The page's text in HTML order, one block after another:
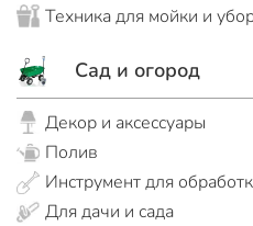
Техника для мойки и
Сад и огород
Декор и аксессуары
Полив
Инструмент для
Для дачи и сада